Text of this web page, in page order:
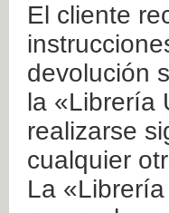
El cliente
devolución
la «Librería
realizarse
cualquier
La